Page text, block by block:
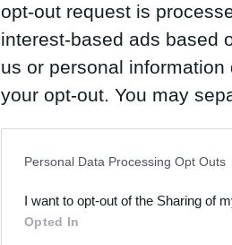
opt-out request is
interest-based ads based
us or personal
your opt-out. You may
Downstream Participants
third parties.
Personal Data Processing Opt Outs
I want to opt-out of the Sharing of
Opted In